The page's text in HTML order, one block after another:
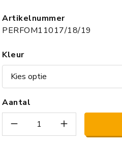
Artikelnummer
PERFOM11017/18/19
Kleur
Aantal